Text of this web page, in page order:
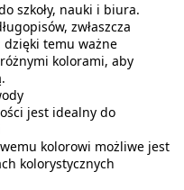
szkoły, nauki i biura.
zwłaszcza
dzięki temu ważne
kolorami, aby
jest idealny do
kolorowi możliwe jest
kolorystycznych